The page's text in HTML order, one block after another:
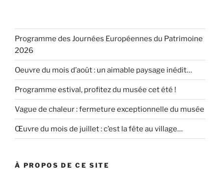
Programme des Journées Européennes du Patrimoine
2026
Oeuvre du mois d’août : un aimable paysage inédit…
Programme estival, profitez du musée cet été !
Vague de chaleur : fermeture exceptionnelle du musée
Œuvre du mois de juillet : c’est la fête au village…
À PROPOS DE CE SITE